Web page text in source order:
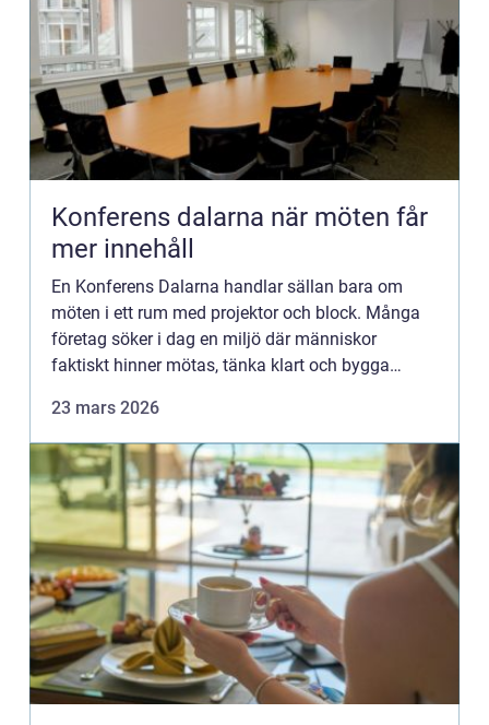
Konferens dalarna när möten får
mer innehåll
En Konferens Dalarna handlar sällan bara om
möten i ett rum med projektor och block. Många
företag söker i dag en miljö där människor
faktiskt hinner mötas, tänka klart och bygga
konferensen. Dalarna erbjuder ju...
23 mars 2026